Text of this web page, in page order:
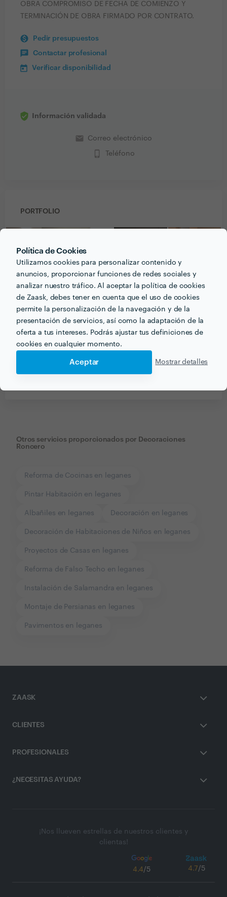
Política de Cookies
Utilizamos cookies para personalizar contenido y
anuncios, proporcionar funciones de redes sociales y
analizar nuestro tráfico. Al aceptar la política de cookies
de Zaask, debes tener en cuenta que el uso de cookies
permite la personalización de la navegación y de la
presentación de servicios, así como la adaptación de la
oferta a tus intereses. Podrás ajustar tus definiciones de
cookies en cualquier momento.
Aceptar Mostrar detalles
OBRA COMPROMISO DE FECHA DE COMIENZO Y
TERMINACIÓN DE OBRA FIRMADO POR CONTRATO.
Pedir presupuestos
Contactar profesional
Verificar disponibilidad
Información validada
email Correo electrónico
phone_iphone Teléfono
PORTFOLIO
Recibe varias propuestas de profesionales como
Otros servicios proporcionados por Decoraciones
Roncero
Reforma de Cocinas en leganes
Pintar Habitación en leganes
Albañiles en leganes Decoración en leganes
Decoración de Habitaciones de Niños en leganes
Proyectos de Casas en leganes
Reforma de Falso Techo en leganes
Instalación de Salamandra en leganes
Montaje de Persianas en leganes
Pavimentos en leganes
ZAASK
CLIENTES
PROFESIONALES
¿NECESITAS AYUDA?
¡Nos llueven estrellas de nuestros clientes y
clientas!
4.4/5 4.7/5